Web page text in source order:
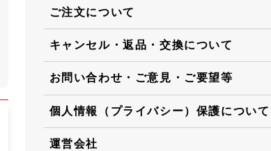
ご注文について
キャンセル・返品・交換について
お問い合わせ・ご意見・ご要望等
個人情報（プライバシー）保護について
運営会社